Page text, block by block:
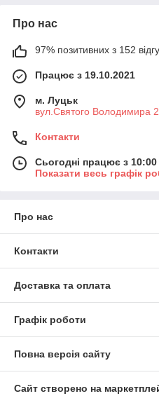
Про нас
97% позитивних з 152
Працює з 19.10.2021
м. Луцьк
вул.Святого Володимира
Контакти
Сьогодні працює з
Показати весь графік
Про нас
Контакти
Доставка та оплата
Графік роботи
Повна версія сайту
Сайт створено на